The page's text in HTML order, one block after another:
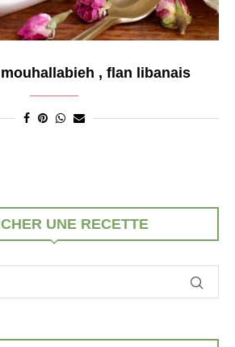
, flan libanais
UNE RECETTE